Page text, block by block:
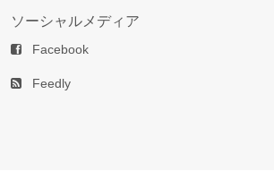
ソーシャルメディア
Facebook
Feedly